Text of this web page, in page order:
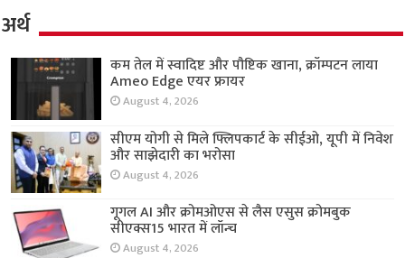
अर्थ
कम तेल में स्वादिष्ट और पौष्टिक खाना, क्रॉम्पटन लाया
Ameo Edge एयर फ्रायर
August 4, 2026
सीएम योगी से मिले फ्लिपकार्ट के सीईओ, यूपी में निवेश
और साझेदारी का भरोसा
August 4, 2026
गूगल AI और क्रोमओएस से लैस एसुस क्रोमबुक
सीएक्स15 भारत में लॉन्च
August 4, 2026